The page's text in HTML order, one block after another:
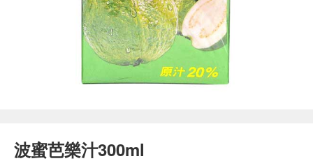
波蜜芭樂汁300ml